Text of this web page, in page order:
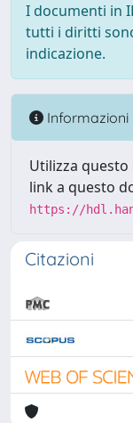
I documenti in
tutti i diritti
indicazione.
Informazioni
Utilizza
link a questo
https://
Citazioni